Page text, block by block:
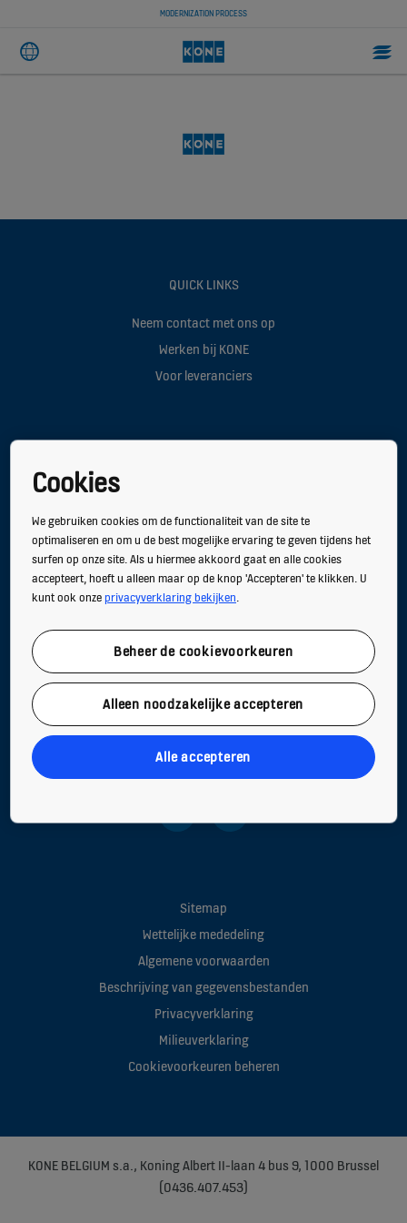
MODERNIZATION PROCESS
QUICK LINKS
Neem contact met ons op
Werken bij KONE
Voor leveranciers
SECTOREN
DUURZAAMHEID
TOOLS, DOWNLOADS & FAQ
NIEUWS & VERHALEN
OVER ONS
Volg ons
Sitemap
Wettelijke mededeling
Algemene voorwaarden
Beschrijving van gegevensbestanden
Privacyverklaring
Milieuverklaring
Cookievoorkeuren beheren
KONE BELGIUM s.a., Koning Albert II-laan 4 bus 9, 1000 Brussel
(0436.407.453)
Cookies
We gebruiken cookies om de functionaliteit van de site te
optimaliseren en om u de best mogelijke ervaring te geven tijdens het
surfen op onze site. Als u hiermee akkoord gaat en alle cookies
accepteert, hoeft u alleen maar op de knop 'Accepteren' te klikken. U
kunt ook onzeprivacyverklaring bekijken
Beheer de cookievoorkeuren
Alleen noodzakelijke accepteren
Alle accepteren